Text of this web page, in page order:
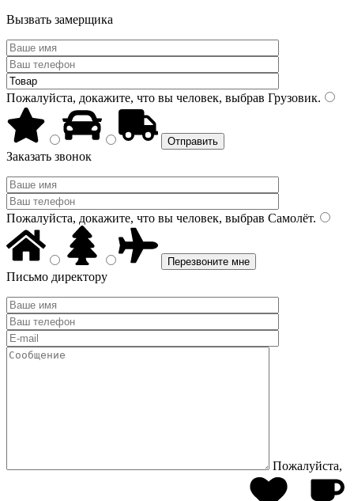
Вызвать замерщика
Пожалуйста, докажите, что вы человек, выбрав Грузовик.
Заказать звонок
Пожалуйста, докажите, что вы человек, выбрав Самолёт.
Письмо директору
Пожалуйста,